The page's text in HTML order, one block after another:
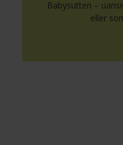
Babysutten –
eller